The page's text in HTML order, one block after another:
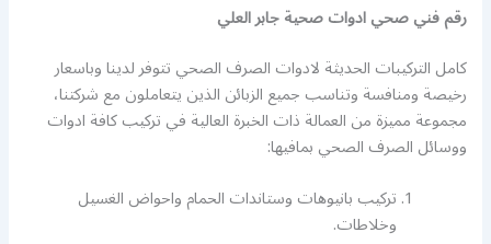
رقم فني صحي ادوات صحية جابر العلي
كامل التركيبات الحديثة لادوات الصرف الصحي تتوفر لدينا وباسعار
رخيصة ومنافسة وتناسب جميع الزبائن الذين يتعاملون مع شركتنا،
مجموعة مميزة من العمالة ذات الخبرة العالية في تركيب كافة ادوات
ووسائل الصرف الصحي بمافيها:
تركيب بانيوهات وستاندات الحمام واحواض الغسيل
وخلاطات.